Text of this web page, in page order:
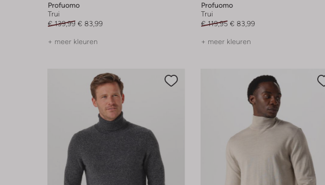
Profuomo
Trui
€ 139,99 € 83,99
+ meer kleuren
Profuomo
Trui
€ 119,95 € 83,99
+ meer kleuren